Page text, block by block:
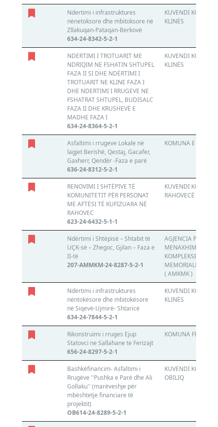
Ndertimi i infrastruktures
nënetoksore dhe mbitoksore në
Zllakuqan-Pataqan-Berkovë
634-24-8342-5-2-1
KUVENDI
KLINËS
NDERTIMI I TROTUARIT ME
NDRIQIM NE FSHATIN SHTUPEL
FAZA II SI DHE NDËRTIMI I
TROTUARIT NE KLINE FAZA I
DHE NDERTIMI I RRUGEVE NE
FSHATRAT SHTUPEL, BUDISALC
FAZA II DHE KRUSHEVË E
MADHE FAZA I
634-24-8364-5-2-1
KUVENDI
KLINËS
Asfaltimi i rrugeve Lokale në
lagjet Berishë, Qestaj, Gacafer,
Gaxherr, Qendër -Faza e parë
636-24-8312-5-2-1
KOMUNA E
RENOVIMI I SHTËPIVE TË
KOMUNITETIT PËR PERSONAT
ME AFTËSI TË KUFIZUARA NË
RAHOVEC
623-24-6432-5-1-1
KUVENDI
RAHOVECË
Ndërtimi i Shtëpisë – Shtabit të
UÇK-së – Zhegoc, Gjilan – Faza e
II-të
207-AMMKM-24-8287-5-2-1
AGJENCIA PËR
MENAXHIMIN E
KOMPLEKSEVE
MEMORIALE TË
( AMKMK )
Ndërtimi i infrastruktures
nëntokësore dhe mbitokësore
në Siqevë-Ujmirë- Shtaricë
634-24-7844-5-2-1
KUVENDI
KLINËS
Rikonstruimi i rruges Ejup
Statovci ne Sallahane te Ferizajt
656-24-8297-5-2-1
KOMUNA FERIZAJ
Bashkëfinancim- Asfaltimi i
Rrugëve ''Pushka e Parë dhe Ali
Gollaku'' (marëveshje për
mbështetje financiare të
projektit)
OB614-24-8289-5-2-1
KUVENDI
OBILIQ